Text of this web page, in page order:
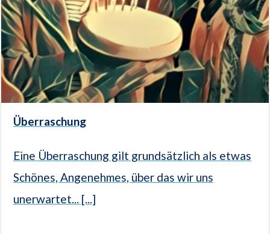
Überraschung
Eine Überraschung gilt grundsätzlich als etwas
Schönes, Angenehmes, über das wir uns
unerwartet... [...]